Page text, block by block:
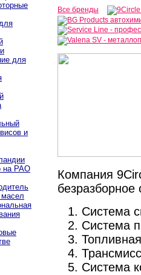
Все бренды
Компания
Система
Система
Система